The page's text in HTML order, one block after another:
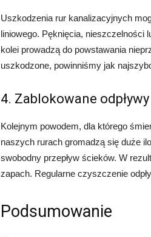
Uszkodzenia rur kanalizacyjnych
liniowego. Pęknięcia, nieszczelności
kolei prowadzą do powstawania
uszkodzone, powinniśmy jak
4. Zablokowane odpływy
Kolejnym powodem, dla którego
naszych rurach gromadzą się duże
swobodny przepływ ścieków. W
zapach. Regularne czyszczenie
Podsumowanie